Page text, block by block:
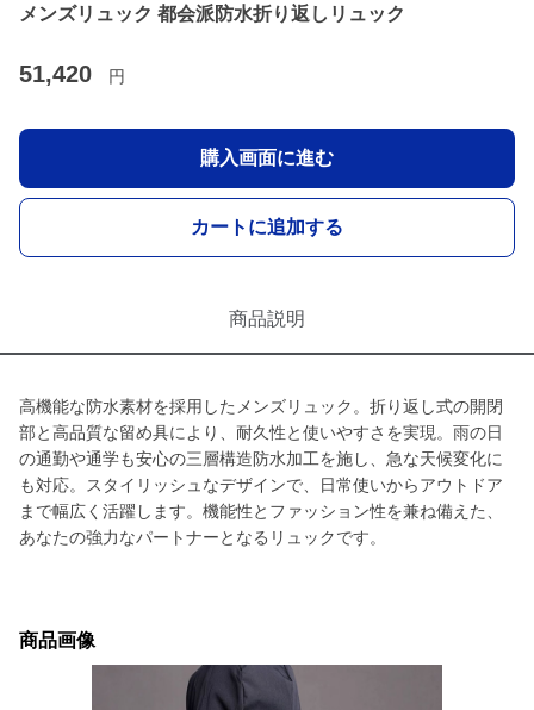
メンズリュック 都会派防水折り返しリュック
51,420 円
購入画面に進む
カートに追加する
商品説明
高機能な防水素材を採用したメンズリュック。折り返し式の開閉
部と高品質な留め具により、耐久性と使いやすさを実現。雨の日
の通勤や通学も安心の三層構造防水加工を施し、急な天候変化に
も対応。スタイリッシュなデザインで、日常使いからアウトドア
まで幅広く活躍します。機能性とファッション性を兼ね備えた、
あなたの強力なパートナーとなるリュックです。
商品画像